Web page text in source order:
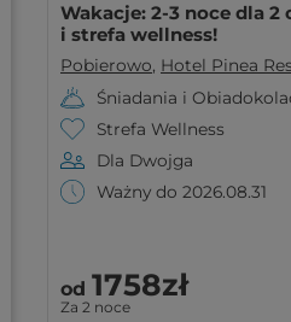
Wakacje: 2-3 noce dla 2
i strefa wellness!
Pobierowo, Hotel Pinea
Śniadania i
Strefa Wellness
Dla Dwojga
Ważny do 2026.08.31
od 1758zł
Za 2 noce